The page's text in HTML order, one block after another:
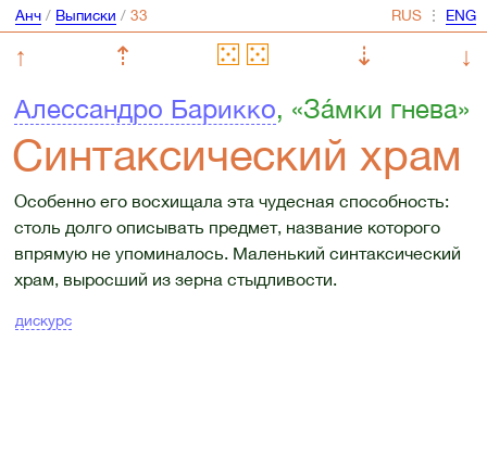
Анч/ Выписки / ⋮
↑ ⇡ ⇣
↓
Алессандро Барикко, «Зáмки гнева»
Синтаксический храм
Особенно его восхищала эта чудесная способность:
столь долго описывать предмет, название которого
впрямую не упоминалось. Маленький синтаксический
храм, выросший из зерна стыдливости.
дискурс